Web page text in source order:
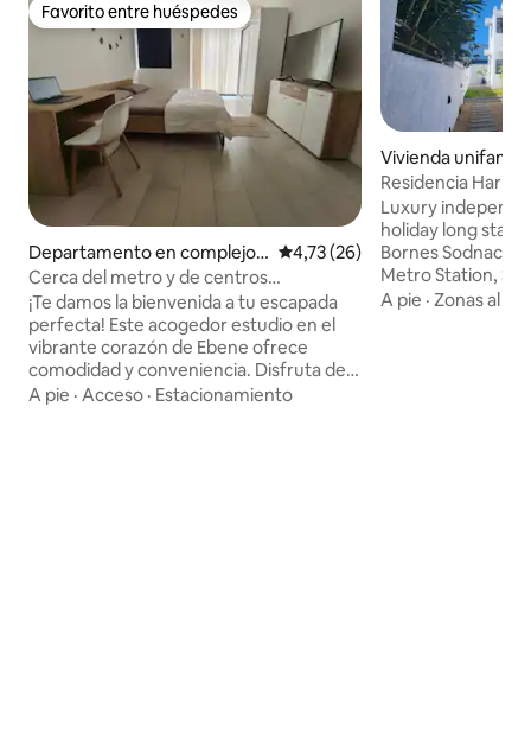
Favorito entre huéspedes
Favorito entre huéspedes
Departamento en complejo r
esidencial en Quatre Bornes
Calificación promedio: 4,73 de
4,73 (26)
Cerca del metro y de centros
comerciales
¡Te damos la bienvenida a tu escapada
perfecta! Este acogedor estudio en el
vibrante corazón de Ebene ofrece
comodidad y conveniencia. Disfruta de
un fácil acceso al metro, centros
A pie · Acceso · Estacionamiento
Vivienda
e Bornes
Residencia
familiar privada
Luxury
holiday long stay
Bornes Sodnac
Metro Station,
7 minute drive to
A pie ·Zonas al